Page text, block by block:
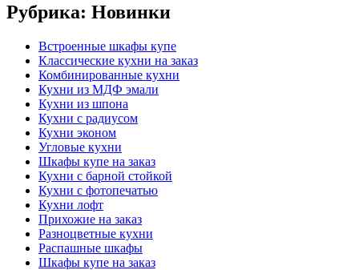
Рубрика: Новинки
Встроенные шкафы купе
Классические кухни на заказ
Комбинированные кухни
Кухни из МДФ эмали
Кухни из шпона
Кухни с радиусом
Кухни эконом
Угловые кухни
Шкафы купе на заказ
Кухни с барной стойкой
Кухни с фотопечатью
Кухни лофт
Прихожие на заказ
Разноцветные кухни
Распашные шкафы
Шкафы купе на заказ